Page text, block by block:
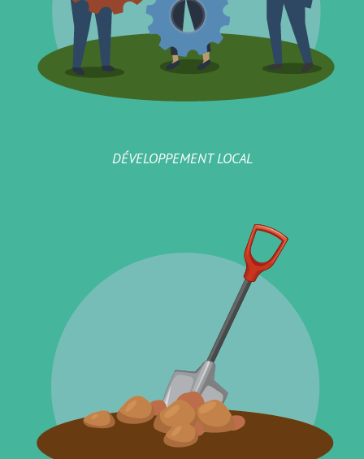
DÉVELOPPEMENT LOCAL